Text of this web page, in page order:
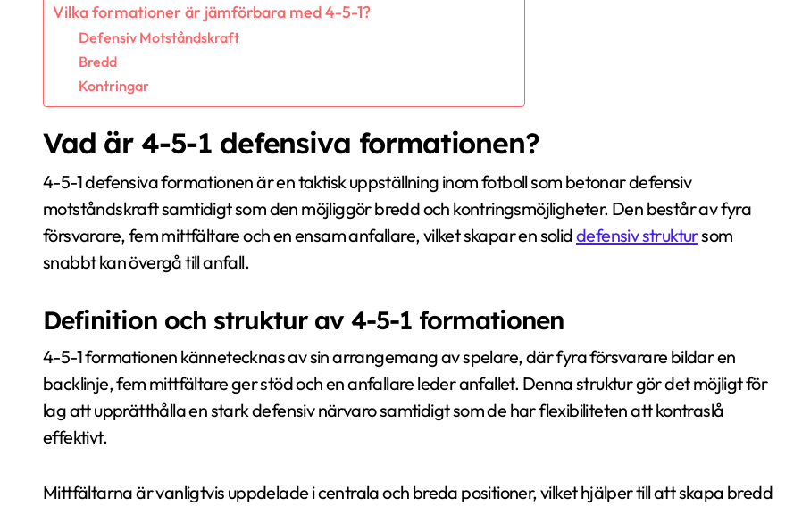
Vilka formationer är jämförbara med 4-5-1?
Defensiv Motståndskraft
Bredd
Kontringar
Vad är 4-5-1 defensiva formationen?
4-5-1 defensiva formationen är en taktisk uppställning inom fotboll som betonar defensiv
motståndskraft samtidigt som den möjliggör bredd och kontringsmöjligheter. Den består av fyra
försvarare, fem mittfältare och en ensam anfallare, vilket skapar en soliddefensiv struktursom
snabbt kan övergå till anfall.
Definition och struktur av 4-5-1 formationen
4-5-1 formationen kännetecknas av sin arrangemang av spelare, där fyra försvarare bildar en
backlinje, fem mittfältare ger stöd och en anfallare leder anfallet. Denna struktur gör det möjligt för
lag att upprätthålla en stark defensiv närvaro samtidigt som de har flexibiliteten att kontraslå
effektivt.
Mittfältarna är vanligtvis uppdelade i centrala och breda positioner, vilket hjälper till att skapa bredd